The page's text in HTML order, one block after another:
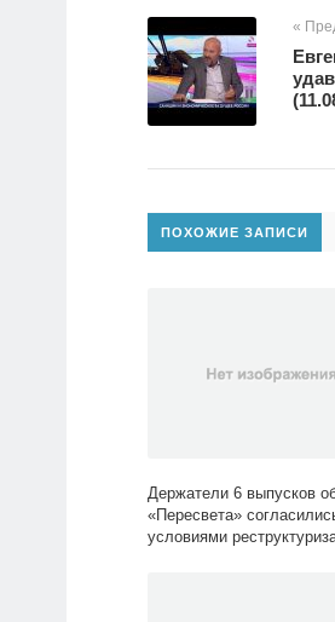
«
ПОХОЖИЕ ЗАПИСИ
Держатели 6 выпусков
«Пересвета»
условиями